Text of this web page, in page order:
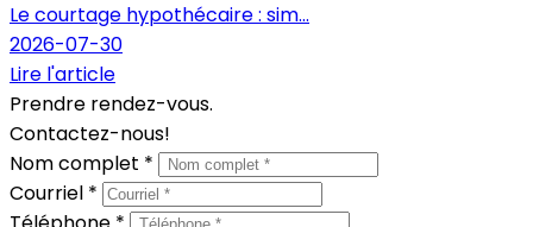
Le courtage hypothécaire : sim...
2026-07-30
Lire l'article
Prendre rendez-vous.
Contactez-nous!
Nom complet *
Courriel *